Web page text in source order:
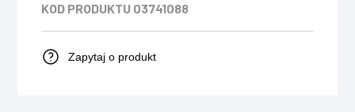
KOD PRODUKTU 03741088
Zapytaj o produkt